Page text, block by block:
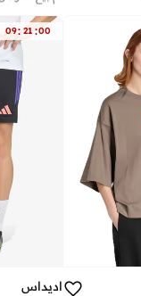
تم بيع أكثر من 20 مؤخرا
09: 21 :00
اديداس